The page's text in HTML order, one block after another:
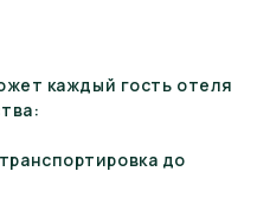
каждый гость отеля
до